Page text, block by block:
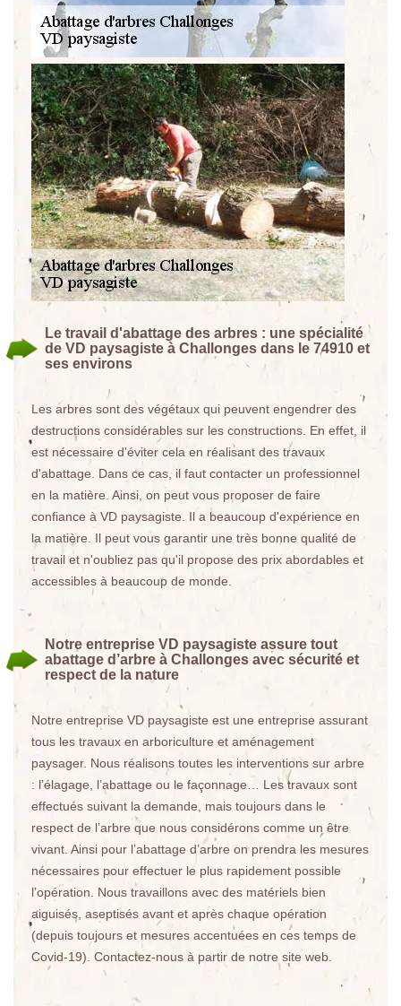
Le travail d'abattage des arbres : une spécialité
de VD paysagiste à Challonges dans le 74910 et
ses environs
Les arbres sont des végétaux qui peuvent engendrer des
destructions considérables sur les constructions. En effet, il
est nécessaire d'éviter cela en réalisant des travaux
d'abattage. Dans ce cas, il faut contacter un professionnel
en la matière. Ainsi, on peut vous proposer de faire
confiance à VD paysagiste. Il a beaucoup d'expérience en
la matière. Il peut vous garantir une très bonne qualité de
travail et n'oubliez pas qu'il propose des prix abordables et
accessibles à beaucoup de monde.
Notre entreprise VD paysagiste assure tout
abattage d’arbre à Challonges avec sécurité et
respect de la nature
Notre entreprise VD paysagiste est une entreprise assurant
tous les travaux en arboriculture et aménagement
paysager. Nous réalisons toutes les interventions sur arbre
: l’élagage, l’abattage ou le façonnage… Les travaux sont
effectués suivant la demande, mais toujours dans le
respect de l’arbre que nous considérons comme un être
vivant. Ainsi pour l’abattage d’arbre on prendra les mesures
nécessaires pour effectuer le plus rapidement possible
l’opération. Nous travaillons avec des matériels bien
aiguisés, aseptisés avant et après chaque opération
(depuis toujours et mesures accentuées en ces temps de
Covid-19). Contactez-nous à partir de notre site web.